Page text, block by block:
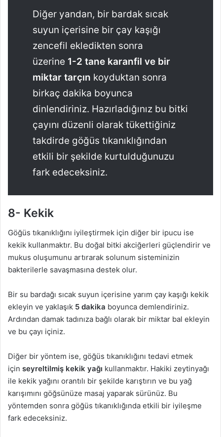
Diğer yandan, bir bardak sıcak
suyun içerisine bir çay kaşığı
zencefil ekledikten sonra
üzerine 1-2 tane karanfil ve bir
miktar tarçın koyduktan sonra
birkaç dakika boyunca
dinlendiriniz. Hazırladığınız bu bitki
çayını düzenli olarak tükettiğiniz
takdirde göğüs tıkanıklığından
etkili bir şekilde kurtulduğunuzu
fark edeceksiniz.
8- Kekik
Göğüs tıkanıklığını iyileştirmek için diğer bir ipucu ise
kekik kullanmaktır. Bu doğal bitki akciğerleri güçlendirir ve
mukus oluşumunu artırarak solunum sisteminizin
bakterilerle savaşmasına destek olur.
Bir su bardağı sıcak suyun içerisine yarım çay kaşığı kekik
ekleyin ve yaklaşık 5 dakika boyunca demlendiriniz.
Ardından damak tadınıza bağlı olarak bir miktar bal ekleyin
ve bu çayı içiniz.
Diğer bir yöntem ise, göğüs tıkanıklığını tedavi etmek
için seyreltilmiş kekik yağı kullanmaktır. Hakiki zeytinyağı
ile kekik yağını orantılı bir şekilde karıştırın ve bu yağ
karışımını göğsünüze masaj yaparak sürünüz. Bu
yöntemden sonra göğüs tıkanıklığında etkili bir iyileşme
fark edeceksiniz.